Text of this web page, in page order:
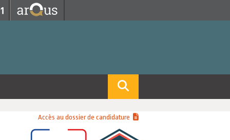
Accès au dossier de candidature